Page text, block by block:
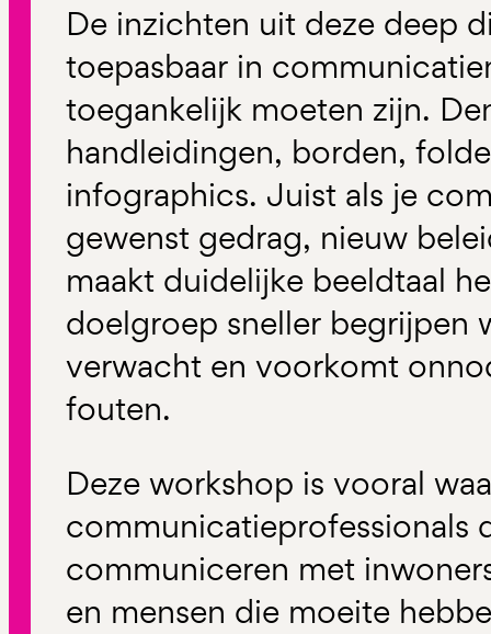
De inzichten uit deze deep
toepasbaar in
toegankelijk moeten zijn.
handleidingen, borden,
infographics. Juist als je
gewenst gedrag, nieuw
maakt duidelijke beeldtaal
doelgroep sneller begrijpen
verwacht en voorkomt
fouten.
Deze workshop is vooral
communicatieprofessionals
communiceren met
en mensen die moeite